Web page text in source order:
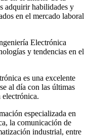
adquirir habilidades y
en el mercado laboral
Electrónica
y tendencias en el
es una excelente
al día con las últimas
electrónica.
especializada en
la comunicación de
industrial, entre